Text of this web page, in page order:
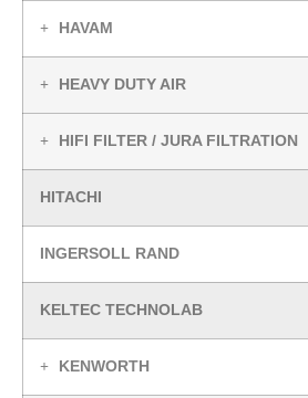
HAVAM
HEAVY DUTY AIR
HIFI FILTER / JURA FILTRATION
HITACHI
INGERSOLL RAND
KELTEC TECHNOLAB
KENWORTH